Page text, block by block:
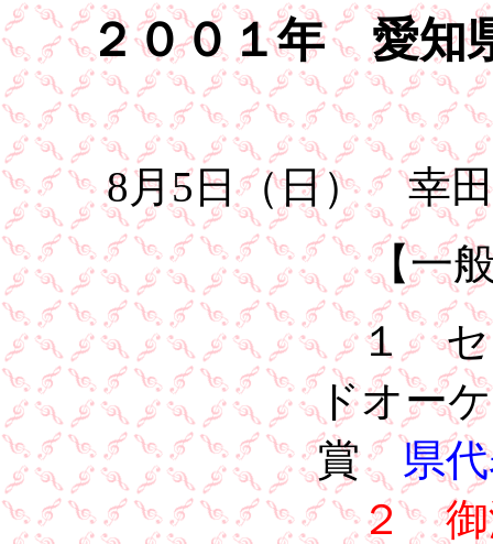
２００１年 愛知
8月5日（日） 幸
【一
１ セ
ドオー
賞 県
２ 御